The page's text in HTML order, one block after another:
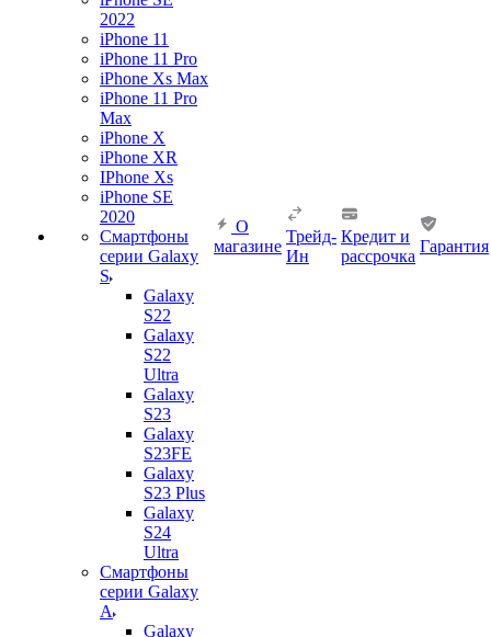
2022
iPhone 11
iPhone 11 Pro
iPhone Xs Max
iPhone 11 Pro
Max
iPhone X
iPhone XR
IPhone Xs
iPhone SE
2020
Смартфоны
серии Galaxy
S
Galaxy
S22
Galaxy
S22
Ultra
Galaxy
S23
Galaxy
S23FE
Galaxy
S23 Plus
Galaxy
S24
Ultra
Смартфоны
серии Galaxy
A
Galaxy
О
магазине
Трейд-
Ин
Кредит и
рассрочка
Гарантия